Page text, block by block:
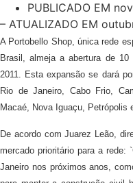
PUBLICADO EM
– ATUALIZADO EM
A Portobello Shop, única rede
Brasil, almeja a abertura de
2011. Esta expansão se dará
Rio de Janeiro, Cabo Frio,
Macaé, Nova Iguaçu, Petrópolis
De acordo com Juarez Leão,
mercado prioritário para a rede:
Janeiro nos próximos anos,